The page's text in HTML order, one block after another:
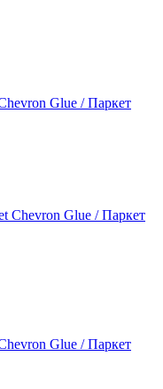
Glue / Паркет
Glue / Паркет